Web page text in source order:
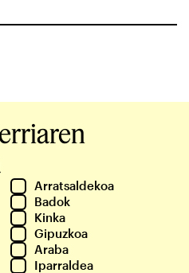
Arratsaldekoa
Badok
Kinka
Gipuzkoa
Araba
Iparraldea